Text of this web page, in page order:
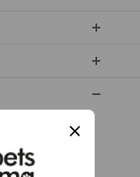
perros